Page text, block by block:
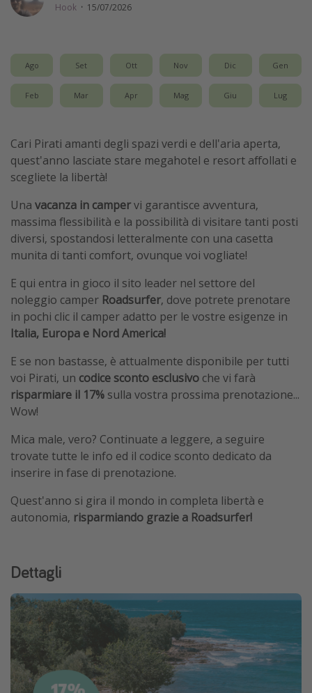
Hook · 15/07/2026
Ago Set Ott Nov Dic Gen
Feb Mar Apr Mag Giu Lug
Cari Pirati amanti degli spazi verdi e dell'aria aperta,
quest'anno lasciate stare megahotel e resort affollati e
scegliete la libertà!
Una vacanza in campervi garantisce avventura,
massima flessibilità e la possibilità di visitare tanti posti
diversi, spostandosi letteralmente con una casetta
munita di tanti comfort, ovunque voi vogliate!
E qui entra in gioco il sito leader nel settore del
noleggio camper Roadsurfer, dove potrete prenotare
in pochi clic il camper adatto per le vostre esigenze in
Italia, Europa e Nord America!
E se non bastasse, è attualmente disponibile per tutti
voi Pirati, un codice sconto esclusivo che vi farà
risparmiare il 17% sulla vostra prossima prenotazione...
Wow!
Mica male, vero? Continuate a leggere, a seguire
trovate tutte le info ed il codice sconto dedicato da
inserire in fase di prenotazione.
Quest'anno si gira il mondo in completa libertà e
autonomia, risparmiando grazie a Roadsurfer!
Dettagli